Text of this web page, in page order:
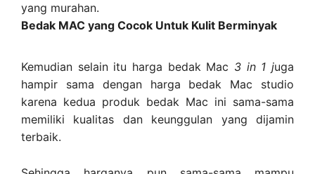
yang murahan.
Bedak MAC yang Cocok Untuk Kulit Berminyak
Kemudian selain itu harga bedak Mac 3 in 1 juga
hampir sama dengan harga bedak Mac studio
karena kedua produk bedak Mac ini sama-sama
memiliki kualitas dan keunggulan yang dijamin
terbaik.